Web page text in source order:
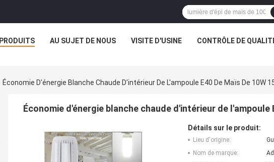
PRODUITS AU SUJET DE NOUS VISITE D'USINE CONTRÔLE DE
Économie D'énergie Blanche Chaude D'intérieur De L'ampoule E40 De Maïs De 10W
Économie d'énergie blanche chaude d'intérieur de l'ampoule
Détails sur le produit:
Lieu d'origine:
Nom de marque: